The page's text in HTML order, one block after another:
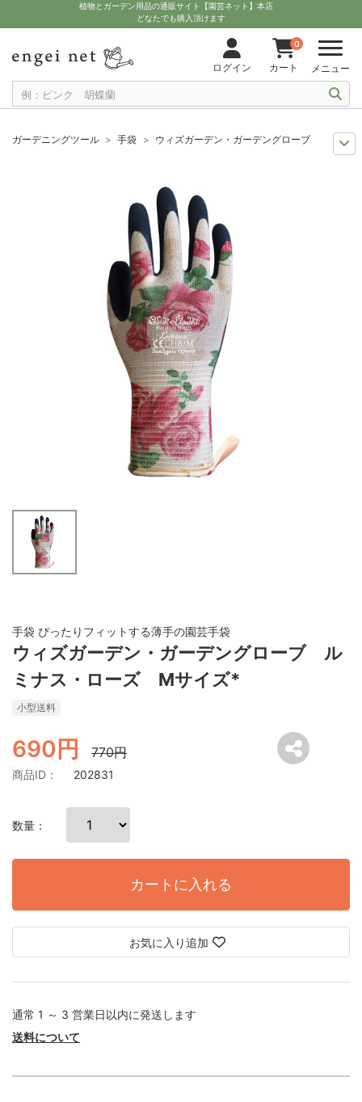
植物とガーデン用品の通販サイト【園芸ネット】本店
どなたでも購入頂けます
ログイン
0
カート メニュー
ガーデニングツール 手袋
ウィズガーデン・ガーデングローブ ルミナ
ウィズガーデン・ガーデングローブ ルミ
手袋 ぴったりフィットする薄手の園芸手袋
ウィズガーデン・ガーデングローブ ル
ミナス・ローズ Mサイズ*
小型送料
690円 770円
商品ID： 202831
数量：
カートに入れる
お気に入り追加
通常 1 ～ 3 営業日以内に発送します
送料について